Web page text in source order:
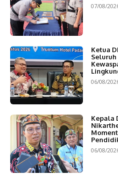
07/08/
Ketua
Seluruh
06/08/
Kepala
06/08/